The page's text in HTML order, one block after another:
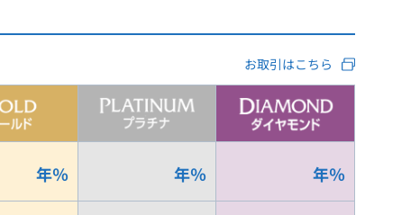
お取引はこちら
年％ 年％ 年％